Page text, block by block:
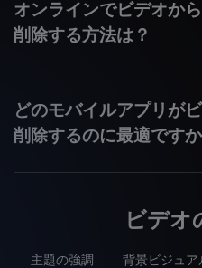
オンラインでビデオか
削除する方法は？
どのモバイルアプリが
削除するのに最適です
ビデオ
主題の強調 背景ビジュア